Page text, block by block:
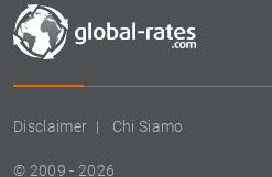
Disclaimer Chi Siamo
© 2009 - 2026